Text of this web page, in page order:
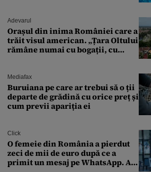
Adevarul
Orașul din inima României care a
trăit visul american. „Țara Oltului
rămâne numai cu bogații, cu
Mediafax
Buruiana pe care ar trebui să o ții
departe de grădină cu orice preț și
cum previi apariția ei
Click
O femeie din România a pierdut
zeci de mii de euro după ce a
primit un mesaj pe WhatsApp. A